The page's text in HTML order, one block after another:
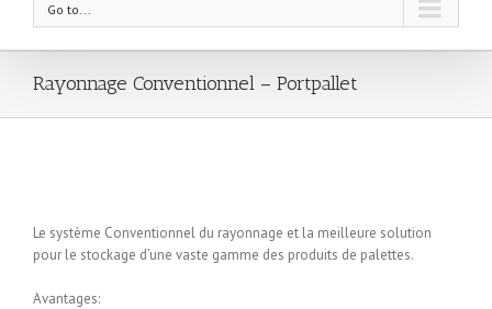
Go to...
Rayonnage Conventionnel – Portpallet
Le système Conventionnel du rayonnage et la meilleure solution
pour le stockage d’une vaste gamme des produits de palettes.
Avantages: